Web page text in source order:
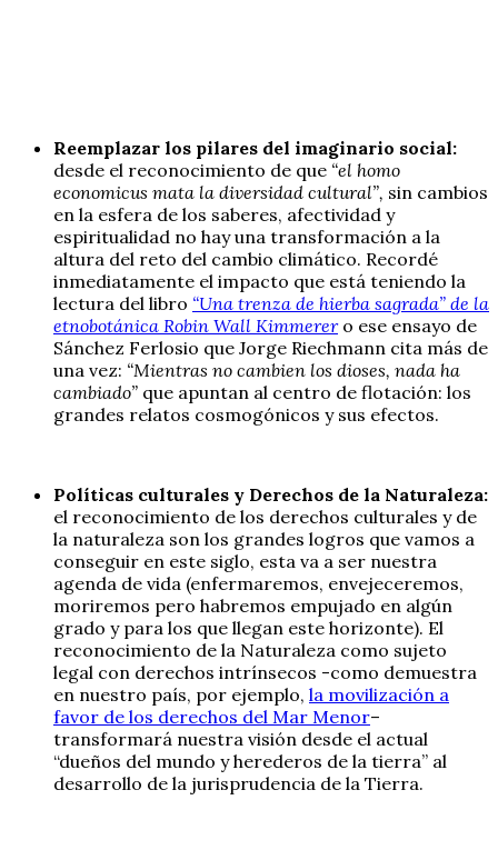
Reemplazar los pilares del imaginario social:
desde el reconocimiento de que “el homo
economicus mata la diversidad cultural”, sin cambios
en la esfera de los saberes, afectividad y
espiritualidad no hay una transformación a la
altura del reto del cambio climático. Recordé
inmediatamente el impacto que está teniendo la
lectura del libro “Una trenza de hierba sagrada” de la
etnobotánica Robin Wall Kimmerero ese ensayo de
Sánchez Ferlosio que Jorge Riechmann cita más de
una vez: “Mientras no cambien los dioses, nada ha
cambiado” que apuntan al centro de flotación: los
grandes relatos cosmogónicos y sus efectos.
Políticas culturales y Derechos de la Naturaleza:
el reconocimiento de los derechos culturales y de
la naturaleza son los grandes logros que vamos a
conseguir en este siglo, esta va a ser nuestra
agenda de vida (enfermaremos, envejeceremos,
moriremos pero habremos empujado en algún
grado y para los que llegan este horizonte). El
reconocimiento de la Naturaleza como sujeto
legal con derechos intrínsecos -como demuestra
en nuestro país, por ejemplo, la movilización a
favor de los derechos del Mar Menor–
transformará nuestra visión desde el actual
“dueños del mundo y herederos de la tierra” al
desarrollo de la jurisprudencia de la Tierra.